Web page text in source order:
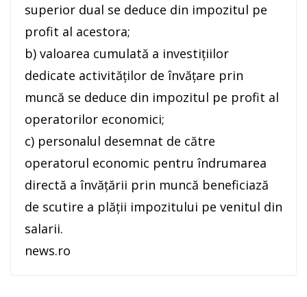
superior dual se deduce din impozitul pe
profit al acestora;
b) valoarea cumulată a investiţiilor
dedicate activităţilor de învăţare prin
muncă se deduce din impozitul pe profit al
operatorilor economici;
c) personalul desemnat de către
operatorul economic pentru îndrumarea
directă a învăţării prin muncă beneficiază
de scutire a plăţii impozitului pe venitul din
salarii.
news.ro